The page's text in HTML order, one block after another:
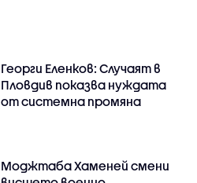
Георги Еленков: Случаят в
Пловдив показва нуждата
от системна промяна
Моджтаба Хаменей смени